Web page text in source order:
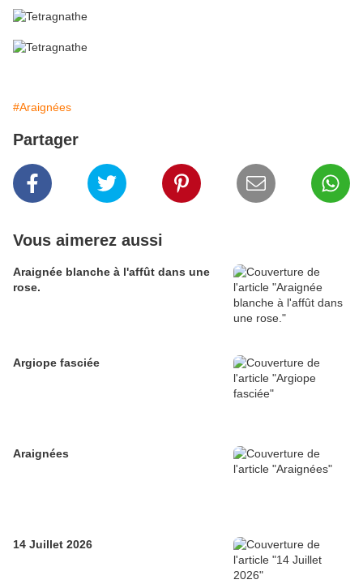
#Araignées
Partager
Vous aimerez aussi
Araignée blanche à l'affût dans une
rose.
Argiope fasciée
Araignées
14 Juillet 2026